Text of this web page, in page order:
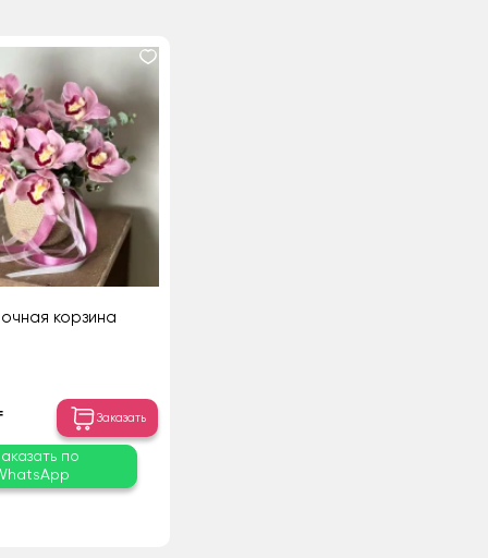
корзина
Заказать
по